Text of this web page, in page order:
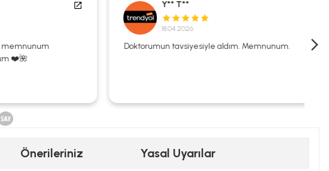
Y** T**
18.04.2026
Doktorumun tavsiyesiyle aldım. Memnunum.
Önerileriniz Yasal Uyarılar